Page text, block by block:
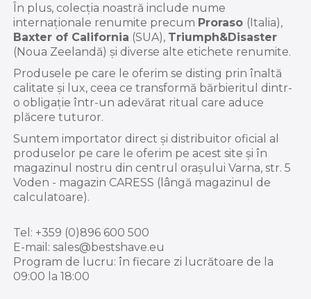
În plus, colecția noastră include nume
internaționale renumite precum Proraso (Italia),
Baxter of California (SUA), Triumph&Disaster
(Noua Zeelandă) și diverse alte etichete renumite.
Produsele pe care le oferim se disting prin înaltă
calitate și lux, ceea ce transformă bărbieritul dintr-
o obligație într-un adevărat ritual care aduce
plăcere tuturor.
Suntem importator direct și distribuitor oficial al
produselor pe care le oferim pe acest site și în
magazinul nostru din centrul orașului Varna, str. 5
Voden - magazin CARESS (lângă magazinul de
calculatoare).
Tel: +359 (0)896 600 500
E-mail: sales@bestshave.eu
Program de lucru: în fiecare zi lucrătoare de la
09:00 la 18:00